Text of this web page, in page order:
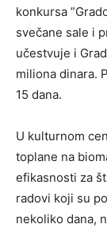
konkursa
svečane sale i
učestvuje i
miliona dinara.
15 dana.
U kulturnom
toplane na
efikasnosti za
radovi koji su
nekoliko dana,